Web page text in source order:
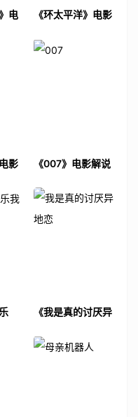
电
《环太平洋》电影
影
《007》电影解说
《我是真的讨厌异
案